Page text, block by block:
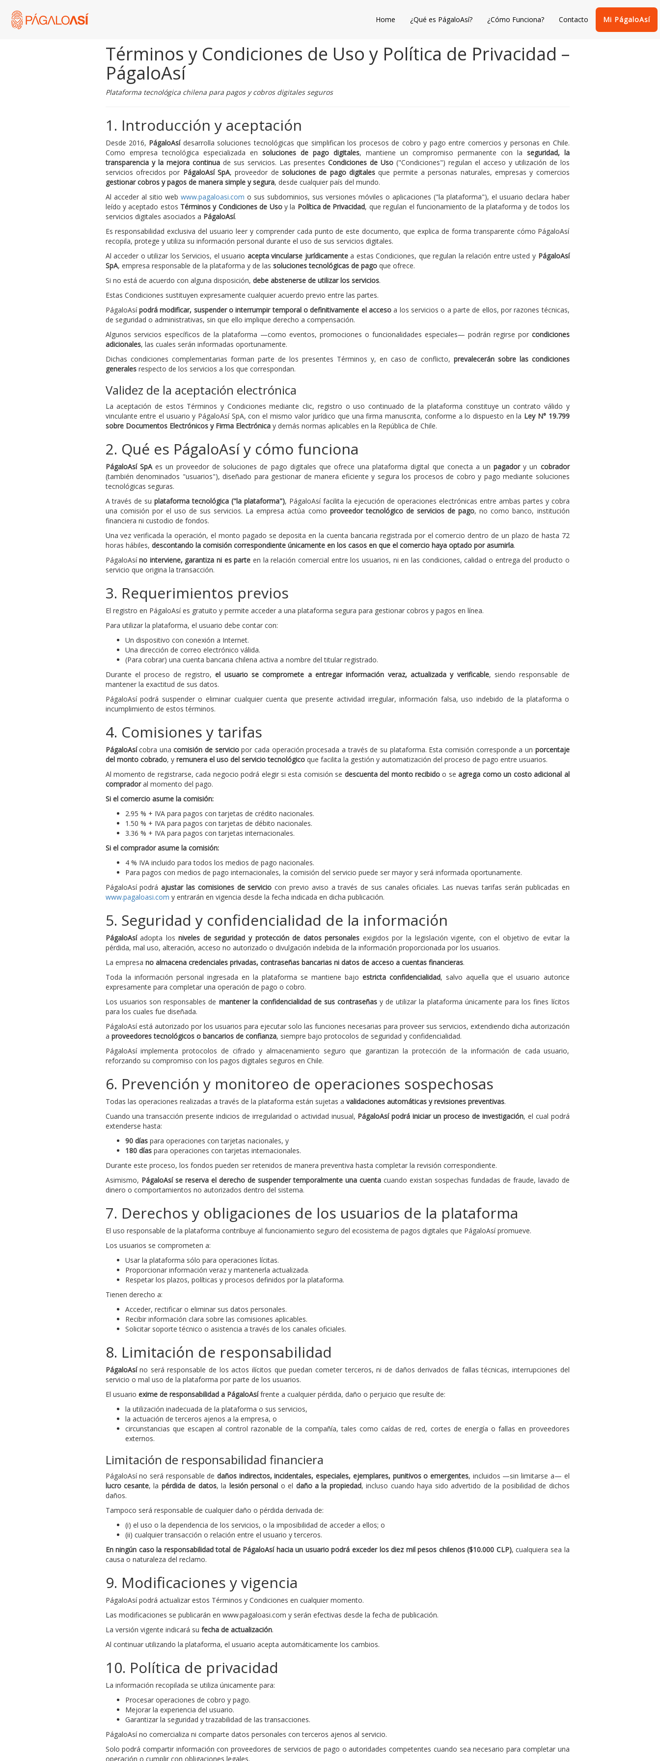
Home ¿Qué es PágaloAsí? ¿Cómo Funciona? Contacto Mi PágaloAsí
Términos y Condiciones de Uso y Política de Privacidad –
PágaloAsí
Plataforma tecnológica chilena para pagos y cobros digitales seguros
1. Introducción y aceptación
Desde 2016, PágaloAsídesarrolla soluciones tecnológicas que simplifican los procesos de cobro y pago entre comercios y personas en Chile.
Como empresa tecnológica especializada en soluciones de pago digitales, mantiene un compromiso permanente con la seguridad, la
transparencia y la mejora continuade sus servicios. Las presentes Condiciones de Uso("Condiciones") regulan el acceso y utilización de los
servicios ofrecidos por PágaloAsí SpA, proveedor de soluciones de pago digitalesque permite a personas naturales, empresas y comercios
gestionar cobros y pagos de manera simple y segura, desde cualquier país del mundo.
Al acceder al sitio web www.pagaloasi.com o sus subdominios, sus versiones móviles o aplicaciones ("la plataforma"), el usuario declara haber
leído y aceptado estos Términos y Condiciones de Usoy la Política de Privacidad, que regulan el funcionamiento de la plataforma y de todos los
servicios digitales asociados a PágaloAsí.
Es responsabilidad exclusiva del usuario leer y comprender cada punto de este documento, que explica de forma transparente cómo PágaloAsí
recopila, protege y utiliza su información personal durante el uso de sus servicios digitales.
Al acceder o utilizar los Servicios, el usuario acepta vincularse jurídicamentea estas Condiciones, que regulan la relación entre usted y PágaloAsí
SpA, empresa responsable de la plataforma y de las soluciones tecnológicas de pagoque ofrece.
Si no está de acuerdo con alguna disposición, debe abstenerse de utilizar los servicios.
Estas Condiciones sustituyen expresamente cualquier acuerdo previo entre las partes.
PágaloAsípodrá modificar, suspender o interrumpir temporal o definitivamente el accesoa los servicios o a parte de ellos, por razones técnicas,
de seguridad o administrativas, sin que ello implique derecho a compensación.
Algunos servicios específicos de la plataforma —como eventos, promociones o funcionalidades especiales— podrán regirse por condiciones
adicionales, las cuales serán informadas oportunamente.
Dichas condiciones complementarias forman parte de los presentes Términos y, en caso de conflicto, prevalecerán sobre las condiciones
generalesrespecto de los servicios a los que correspondan.
Validez de la aceptación electrónica
La aceptación de estos Términos y Condiciones mediante clic, registro o uso continuado de la plataforma constituye un contrato válido y
vinculante entre el usuario y PágaloAsí SpA, con el mismo valor jurídico que una firma manuscrita, conforme a lo dispuesto en la Ley N° 19.799
sobre Documentos Electrónicos y Firma Electrónicay demás normas aplicables en la República de Chile.
2. Qué es PágaloAsí y cómo funciona
PágaloAsí SpAes un proveedor de soluciones de pago digitales que ofrece una plataforma digital que conecta a unpagadory un cobrador
(también denominados "usuarios"), diseñado para gestionar de manera eficiente y segura los procesos de cobro y pago mediante soluciones
tecnológicas seguras.
A través de suplataforma tecnológica ("la plataforma"), PágaloAsí facilita la ejecución de operaciones electrónicas entre ambas partes y cobra
una comisión por el uso de sus servicios. La empresa actúa como proveedor tecnológico de servicios de pago, no como banco, institución
financiera ni custodio de fondos.
Una vez verificada la operación, el monto pagado se deposita en la cuenta bancaria registrada por el comercio dentro de un plazo de hasta 72
horas hábiles, descontando la comisión correspondiente únicamente en los casos en que el comercio haya optado por asumirla.
PágaloAsíno interviene, garantiza ni es parte en la relación comercial entre los usuarios, ni en las condiciones, calidad o entrega del producto o
servicio que origina la transacción.
3. Requerimientos previos
El registro en PágaloAsí es gratuito y permite acceder a una plataforma segura para gestionar cobros y pagos en línea.
Para utilizar la plataforma, el usuario debe contar con:
Un dispositivo con conexión a Internet.
Una dirección de correo electrónico válida.
(Para cobrar) una cuenta bancaria chilena activa a nombre del titular registrado.
Durante el proceso de registro,el usuario se compromete a entregar información veraz, actualizada y verificable, siendo responsable de
mantener la exactitud de sus datos.
PágaloAsí podrá suspender o eliminar cualquier cuenta que presente actividad irregular, información falsa, uso indebido de la plataforma o
incumplimiento de estos términos.
4. Comisiones y tarifas
PágaloAsícobra unacomisión de serviciopor cada operación procesada a través de su plataforma. Esta comisión corresponde a un porcentaje
del monto cobrado, y remunera el uso del servicio tecnológicoque facilita la gestión y automatización del proceso de pago entre usuarios.
Al momento de registrarse, cada negocio podrá elegir si esta comisión se descuenta del monto recibido o seagrega como un costo adicional al
compradoral momento del pago.
Si el comercio asume la comisión:
2.95 % + IVA para pagos con tarjetas de crédito nacionales.
1.50 % + IVA para pagos con tarjetas de débito nacionales.
3.36 % + IVA para pagos con tarjetas internacionales.
Si el comprador asume la comisión:
4 % IVA incluido para todos los medios de pago nacionales.
Para pagos con medios de pago internacionales, la comisión del servicio puede ser mayor y será informada oportunamente.
PágaloAsí podráajustar las comisiones de servicio con previo aviso a través de sus canales oficiales. Las nuevas tarifas serán publicadas en
www.pagaloasi.com y entrarán en vigencia desde la fecha indicada en dicha publicación.
5. Seguridad y confidencialidad de la información
PágaloAsíadopta losniveles de seguridad y protección de datos personales exigidos por la legislación vigente, con el objetivo de evitar la
pérdida, mal uso, alteración, acceso no autorizado o divulgación indebida de la información proporcionada por los usuarios.
La empresa no almacena credenciales privadas, contraseñas bancarias ni datos de acceso a cuentas financieras.
Toda la información personal ingresada en la plataforma se mantiene bajoestricta confidencialidad, salvo aquella que el usuario autorice
expresamente para completar una operación de pago o cobro.
Los usuarios son responsables de mantener la confidencialidad de sus contraseñasy de utilizar la plataforma únicamente para los fines lícitos
para los cuales fue diseñada.
PágaloAsí está autorizado por los usuarios para ejecutar solo las funciones necesarias para proveer sus servicios, extendiendo dicha autorización
a proveedores tecnológicos o bancarios de confianza, siempre bajo protocolos de seguridad y confidencialidad.
PágaloAsí implementa protocolos de cifrado y almacenamiento seguro que garantizan la protección de la información de cada usuario,
reforzando su compromiso con los pagos digitales seguros en Chile.
6. Prevención y monitoreo de operaciones sospechosas
Todas las operaciones realizadas a través de la plataforma están sujetas a validaciones automáticas y revisiones preventivas.
Cuando una transacción presente indicios de irregularidad o actividad inusual, PágaloAsí podrá iniciar un proceso de investigación, el cual podrá
extenderse hasta:
90 díaspara operaciones con tarjetas nacionales, y
180 díaspara operaciones con tarjetas internacionales.
Durante este proceso, los fondos pueden ser retenidos de manera preventiva hasta completar la revisión correspondiente.
Asimismo, PágaloAsí se reserva el derecho de suspender temporalmente una cuentacuando existan sospechas fundadas de fraude, lavado de
dinero o comportamientos no autorizados dentro del sistema.
7. Derechos y obligaciones de los usuarios de la plataforma
El uso responsable de la plataforma contribuye al funcionamiento seguro del ecosistema de pagos digitales que PágaloAsí promueve.
Los usuarios se comprometen a:
Usar la plataforma sólo para operaciones lícitas.
Proporcionar información veraz y mantenerla actualizada.
Respetar los plazos, políticas y procesos definidos por la plataforma.
Tienen derecho a:
Acceder, rectificar o eliminar sus datos personales.
Recibir información clara sobre las comisiones aplicables.
Solicitar soporte técnico o asistencia a través de los canales oficiales.
8. Limitación de responsabilidad
PágaloAsíno será responsable de los actos ilícitos que puedan cometer terceros, ni de daños derivados de fallas técnicas, interrupciones del
servicio o mal uso de la plataforma por parte de los usuarios.
El usuario exime de responsabilidad a PágaloAsífrente a cualquier pérdida, daño o perjuicio que resulte de:
la utilización inadecuada de la plataforma o sus servicios,
la actuación de terceros ajenos a la empresa, o
circunstancias que escapen al control razonable de la compañía, tales como caídas de red, cortes de energía o fallas en proveedores
externos.
Limitación de responsabilidad financiera
PágaloAsí no será responsable dedaños indirectos, incidentales, especiales, ejemplares, punitivos o emergentes, incluidos —sin limitarse a— el
lucro cesante, la pérdida de datos, la lesión personal o el daño a la propiedad, incluso cuando haya sido advertido de la posibilidad de dichos
daños.
Tampoco será responsable de cualquier daño o pérdida derivada de:
(i) el uso o la dependencia de los servicios, o la imposibilidad de acceder a ellos; o
(ii) cualquier transacción o relación entre el usuario y terceros.
En ningún caso la responsabilidad total de PágaloAsí hacia un usuario podrá exceder los diez mil pesos chilenos ($10.000 CLP), cualquiera sea la
causa o naturaleza del reclamo.
9. Modificaciones y vigencia
PágaloAsí podrá actualizar estos Términos y Condiciones en cualquier momento.
Las modificaciones se publicarán en www.pagaloasi.com y serán efectivas desde la fecha de publicación.
La versión vigente indicará su fecha de actualización.
Al continuar utilizando la plataforma, el usuario acepta automáticamente los cambios.
10. Política de privacidad
La información recopilada se utiliza únicamente para:
Procesar operaciones de cobro y pago.
Mejorar la experiencia del usuario.
Garantizar la seguridad y trazabilidad de las transacciones.
PágaloAsí no comercializa ni comparte datos personales con terceros ajenos al servicio.
Solo podrá compartir información con proveedores de servicios de pago o autoridades competentes cuando sea necesario para completar una
operación o cumplir con obligaciones legales.